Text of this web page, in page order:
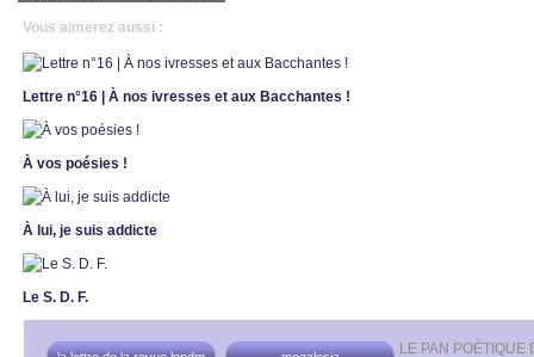
Vous aimerez aussi :
Lettre n°16 | À nos ivresses et aux Bacchantes !
À vos poésies !
À lui, je suis addicte
Le S. D. F.
LE PAN POÉTIQUE